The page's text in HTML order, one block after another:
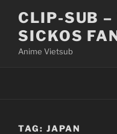
content
CLIP-SUB –
SICKOS
Anime Vietsub
TAG: JAPAN